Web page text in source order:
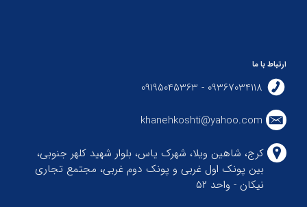
ارتباط با ما
09367034118 - 09195045363
khanehkoshti@yahoo.com
کرج، شاهین ویلا، شهرک یاس، بلوار شهید کلهر جنوبی،
بین پونک اول غربی و پونک دوم غربی، مجتمع تجاری
نیکان - واحد ۵۲